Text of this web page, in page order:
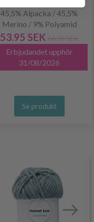
45,5% Alpacka / 45,5%
Merino / 9% Polyamid
53.95 SEK 66.95 SEK
Erbjudandet upphör
31/08/2026
Se produkt